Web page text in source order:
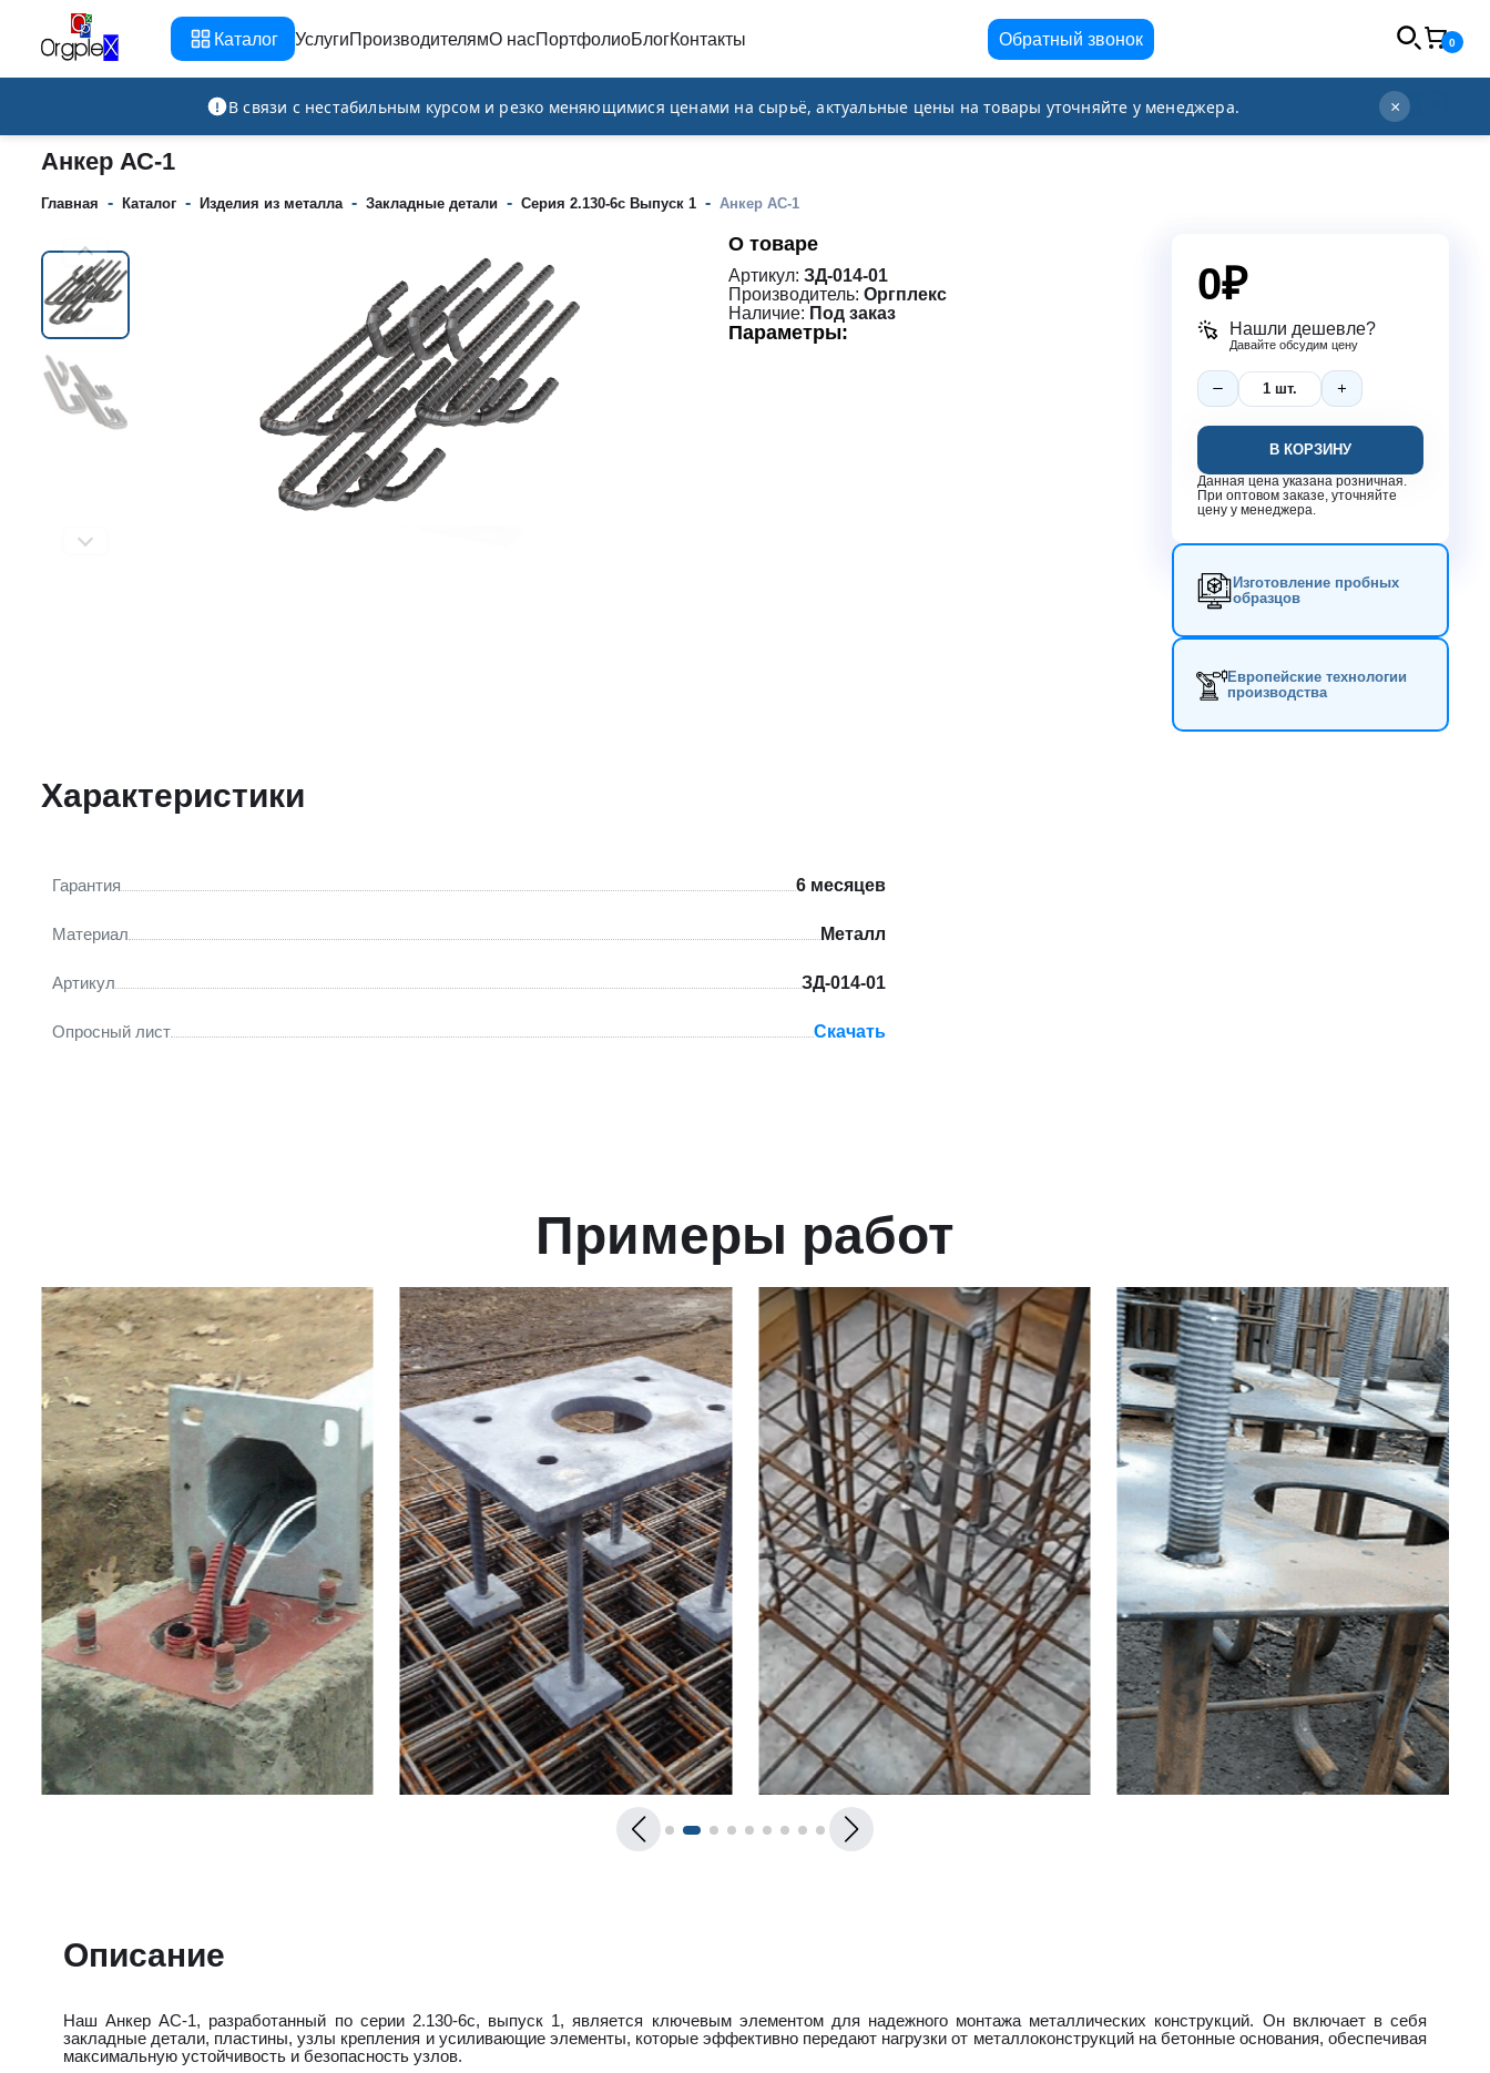
Каталог УслугиПроизводителямО насПортфолиоБлогКонтакты Обратный звонок 0
В связи с нестабильным курсом и резко меняющимися ценами на сырьё, актуальные цены на товары уточняйте у менеджера. ×
Рекламно-производственная компания info@orgplex.com +7 (495) 021-63-96
Анкер АС-1
Главная - Каталог - Изделия из металла - Закладные детали - Серия 2.130-6с Выпуск 1 - Анкер АС-1
О товаре
Артикул:ЗД-014-01
Производитель:Оргплекс
Наличие: Под заказ
Параметры:
0₽
Нашли дешевле?
Давайте обсудим цену
В КОРЗИНУ
Данная цена указана розничная.
При оптовом заказе, уточняйте
цену у менеджера.
Изготовление пробных
образцов
Европейские технологии
производства
Характеристики
Гарантия 6 месяцев
Материал Металл
Артикул ЗД-014-01
Опросный лист Скачать
Примеры работ
Описание
Наш Анкер АС-1, разработанный по серии 2.130-6с, выпуск 1, является ключевым элементом для надежного монтажа металлических конструкций. Он включает в себя
закладные детали, пластины, узлы крепления и усиливающие элементы, которые эффективно передают нагрузки от металлоконструкций на бетонные основания, обеспечивая
максимальную устойчивость и безопасность узлов.